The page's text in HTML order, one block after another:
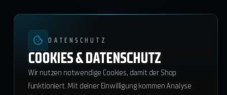
DATENSCHUTZ
COOKIES & DATENSCHUTZ
Wir nutzen notwendige Cookies, damit der Shop
funktioniert. Mit deiner Einwilligung kommen Analyse